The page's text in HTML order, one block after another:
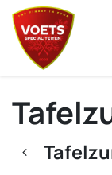
Overslaan naar